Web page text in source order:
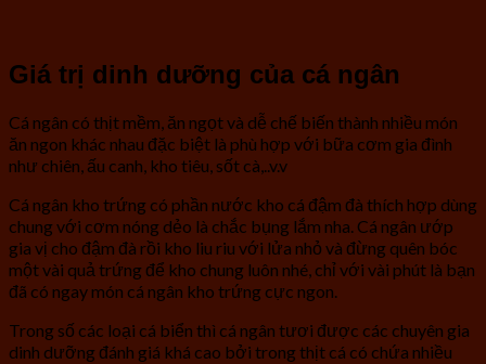
Giá trị dinh dưỡng của cá ngân
Cá ngân có thịt mềm, ăn ngọt và dễ chế biến thành nhiều món
ăn ngon khác nhau đặc biệt là phù hợp với bữa cơm gia đình
như chiên, ấu canh, kho tiêu, sốt cà,..v.v
Cá ngân kho trứng có phần nước kho cá đậm đà thích hợp dùng
chung với cơm nóng dẻo là chắc bụng lắm nha. Cá ngân ướp
gia vị cho đậm đà rồi kho liu riu với lửa nhỏ và đừng quên bóc
một vài quả trứng để kho chung luôn nhé, chỉ với vài phút là bạn
đã có ngay món cá ngân kho trứng cực ngon.
Trong số các loại cá biển thì cá ngân tươi được các chuyên gia
dinh dưỡng đánh giá khá cao bởi trong thịt cá có chứa nhiều